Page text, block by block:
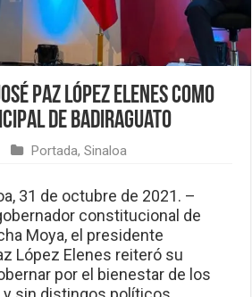
Paz López Elenes como
de Badiraguato
Portada,Sinaloa
31 de octubre de 2021. –
constitucional de
Moya, el presidente
López Elenes reiteró su
por el bienestar de los